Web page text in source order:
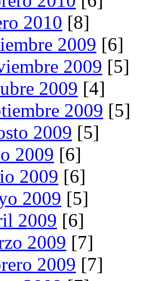
2010 [8]
2009 [6]
2009 [5]
2009 [4]
2009 [5]
2009 [5]
2009 [6]
2009 [6]
2009 [5]
2009 [6]
2009 [7]
2009 [7]